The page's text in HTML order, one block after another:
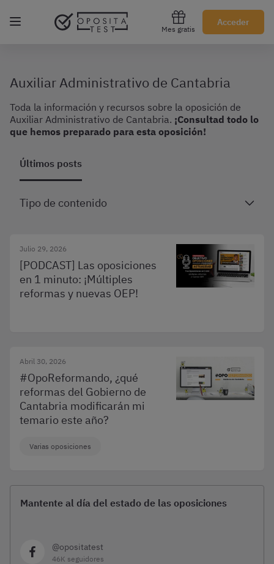
Mes gratis
Acceder
Regístrate gratis
Auxiliar Administrativo de Cantabria
Toda la información y recursos sobre la oposición de
Auxiliar Administrativo de Cantabria. ¡Consultad todo lo
que hemos preparado para esta oposición!
Últimos posts
Tipo de contenido
Julio 29, 2026
[PODCAST] Las oposiciones
en 1 minuto: ¡Múltiples
reformas y nuevas OEP!
Abril 30, 2026
#OpoReformando, ¿qué
reformas del Gobierno de
Cantabria modificarán mi
temario este año?
Varias oposiciones
Mantente al día del estado de las oposiciones
@opositatest
46K seguidores